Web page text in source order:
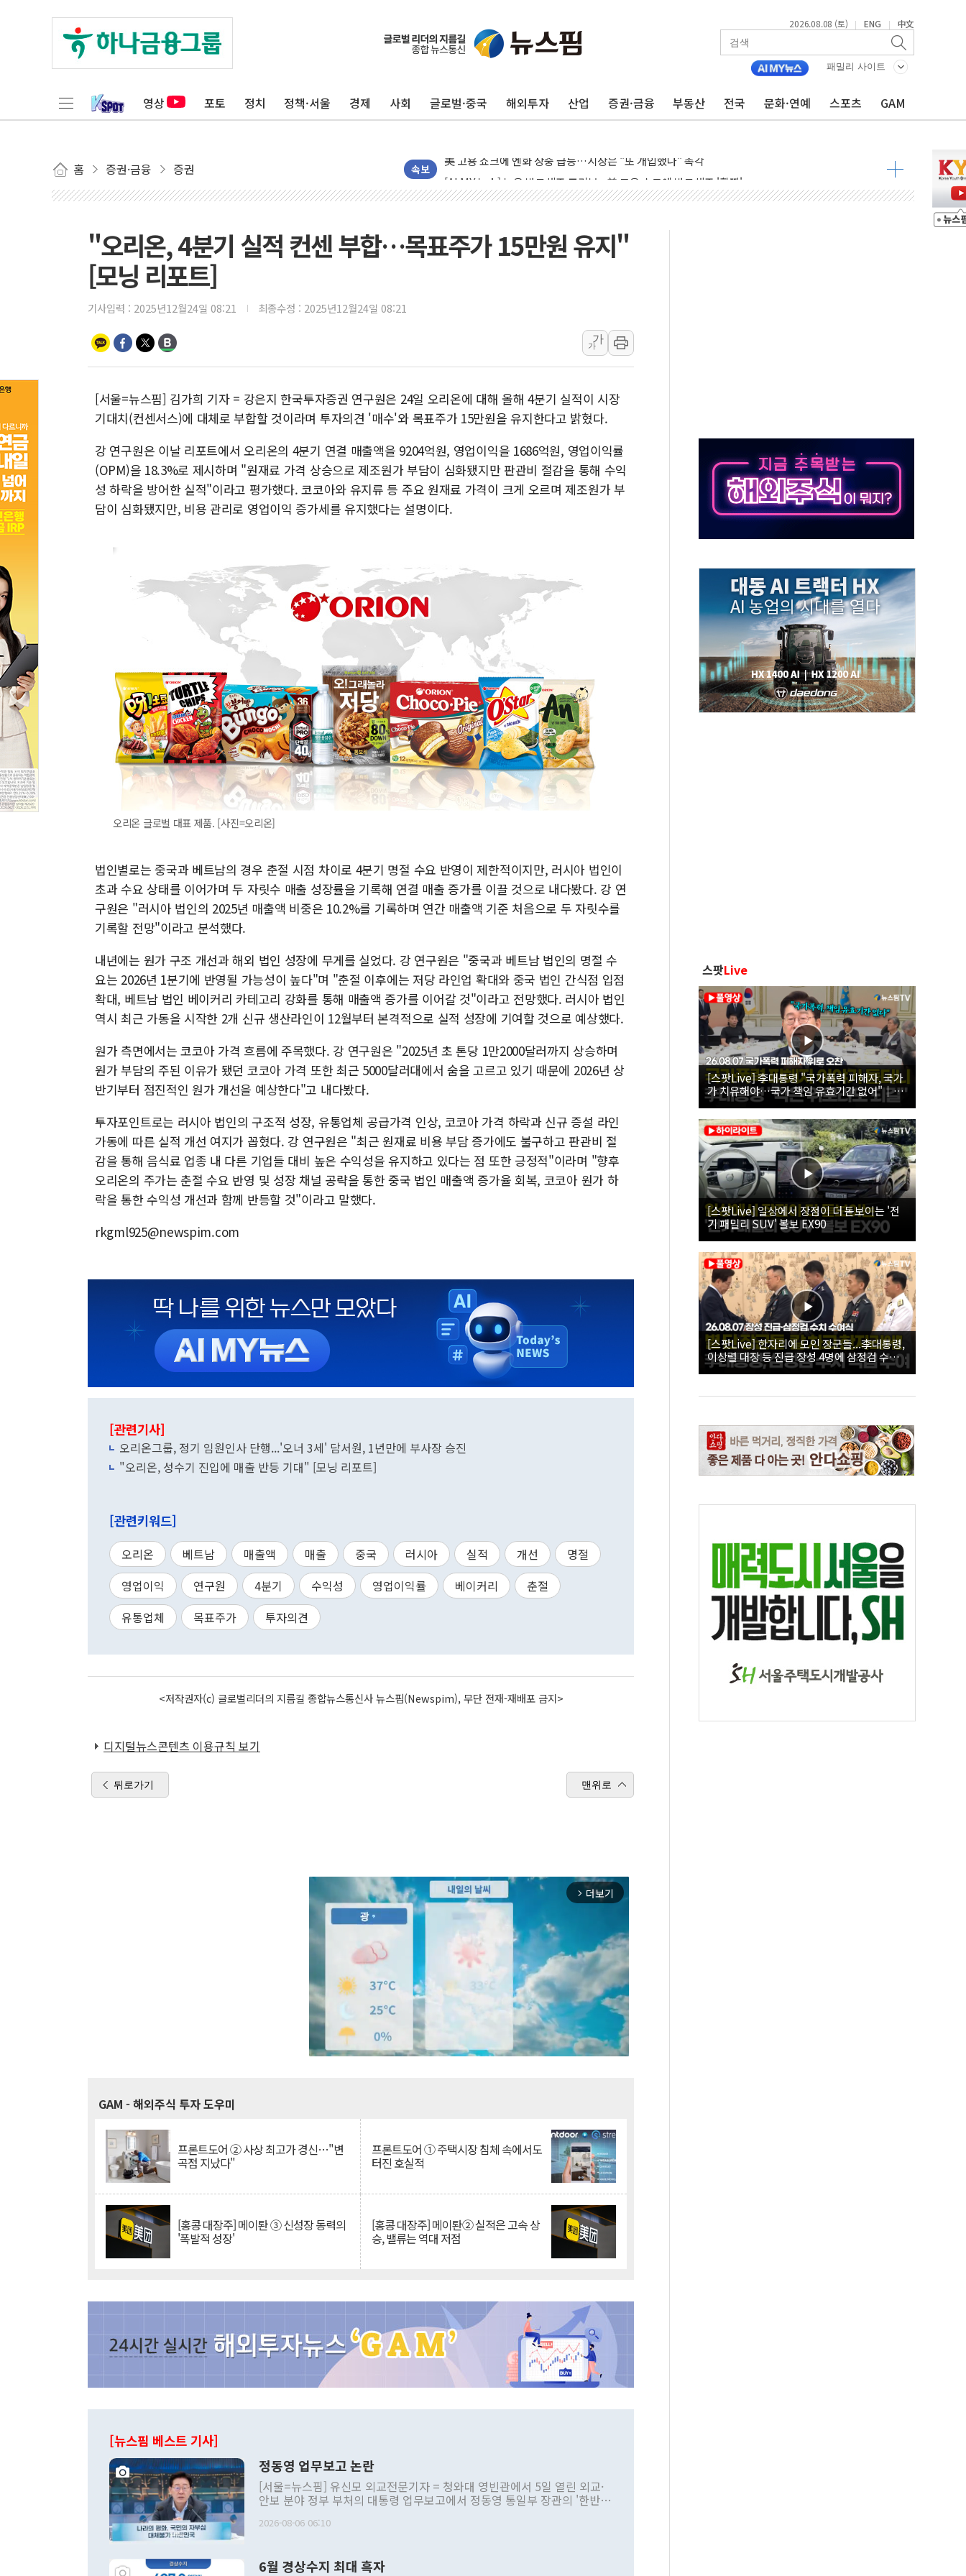
2026.08.08 (토) | ENG | 中文
패밀리 사이트
영상 포토 정치 정책·서울 경제 사회 글로벌·중국 해외투자 산업 증권·금융 부동산 전국 문화·연예 스포츠 GAM
홈 증권·금융 증권 속보
美 항소법원, 백악관 무도회장 공사 중단 명령…트럼프 제동
이란의 핵심 원유 수출항 '하르그섬', 최근 1주일 이상 '올스톱'… 美 해상봉쇄 영향
[AI MY 뉴스] 뉴욕 반도체주 프리뷰...美 고용 쇼크에 반도체주 '활짝'
뉴욕증시 프리뷰, 美 고용 쇼크에 금리 인상 우려 후퇴…나스닥 선물 1%대 상승
[사진] 이슬람 수니파 3개국, 공동방위협정 체결
뉴욕증시 개장 전 특징주...아틀라시안·클라우드플레어·태양광주↑ VS 트레이드데스크·웬디스↓
李 "해남 태양광, 대한민국 다음 100년 밑거름…수도권 집중 완화 전환점"
李 대통령, '6시간 마라톤 부동산 2차 회의' 주재… "전폭적 공급 확대·속도전 총력"
[사진] 빈살만과 에르도안의 만남
이란와이어 "이란 최고지도자 위독…곧 사망해도 놀랍지 않아"
남동발전, 해남군에 국내 최대 규모 400MW 태양광 착공…여의도 1.6배 규모
[인도증시] 중동 불안 속 유가 상승에 소폭 하락...금융주 낙폭 커
황희 '폐버스 청년주택' SNS 글 역풍에 "정부정책 아냐" 해명
폭염 누그러지고 가뭄 숙지나...경북동해안권 8~9일 최대 100mm 호우
"오리온, 4분기 실적 컨센 부합…목표주가 15만원 유지"
[모닝 리포트]
기사입력 : 2025년12월24일 08:21 최종수정 : 2025년12월24일 08:21
가
가
[서울=뉴스핌] 김가희 기자 = 강은지 한국투자증권 연구원은 24일 오리온에 대해 올해 4분기 실적이 시장
기대치(컨센서스)에 대체로 부합할 것이라며 투자의견 '매수'와 목표주가 15만원을 유지한다고 밝혔다.​
강 연구원은 이날 리포트에서 오리온의 4분기 연결 매출액을 9204억원, 영업이익을 1686억원, 영업이익률
(OPM)을 18.3%로 제시하며 "원재료 가격 상승으로 제조원가 부담이 심화됐지만 판관비 절감을 통해 수익
성 하락을 방어한 실적"이라고 평가했다. 코코아와 유지류 등 주요 원재료 가격이 크게 오르며 제조원가 부
담이 심화됐지만, 비용 관리로 영업이익 증가세를 유지했다는 설명이다.​
오리온 글로벌 대표 제품. [사진=오리온]
법인별로는 중국과 베트남의 경우 춘절 시점 차이로 4분기 명절 수요 반영이 제한적이지만, 러시아 법인이
초과 수요 상태를 이어가며 두 자릿수 매출 성장률을 기록해 연결 매출 증가를 이끌 것으로 내다봤다. 강 연
구원은 "러시아 법인의 2025년 매출액 비중은 10.2%를 기록하며 연간 매출액 기준 처음으로 두 자릿수를
기록할 전망"이라고 분석했다.
내년에는 원가 구조 개선과 해외 법인 성장에 무게를 실었다. 강 연구원은 "중국과 베트남 법인의 명절 수
요는 2026년 1분기에 반영될 가능성이 높다"며 "춘절 이후에는 저당 라인업 확대와 중국 법인 간식점 입점
확대, 베트남 법인 베이커리 카테고리 강화를 통해 매출액 증가를 이어갈 것"이라고 전망했다. 러시아 법인
역시 최근 가동을 시작한 2개 신규 생산라인이 12월부터 본격적으로 실적 성장에 기여할 것으로 예상했다.​
원가 측면에서는 코코아 가격 흐름에 주목했다. 강 연구원은 "2025년 초 톤당 1만2000달러까지 상승하며
원가 부담의 주된 이유가 됐던 코코아 가격 또한 최근 5000달러대에서 숨을 고르고 있기 때문에 2026년 상
반기부터 점진적인 원가 개선을 예상한다"고 내다봤다.
투자포인트로는 러시아 법인의 구조적 성장, 유통업체 공급가격 인상, 코코아 가격 하락과 신규 증설 라인
가동에 따른 실적 개선 여지가 꼽혔다. 강 연구원은 "최근 원재료 비용 부담 증가에도 불구하고 판관비 절
감을 통해 음식료 업종 내 다른 기업들 대비 높은 수익성을 유지하고 있다는 점 또한 긍정적"이라며 "향후
오리온의 주가는 춘절 수요 반영 및 성장 채널 공략을 통한 중국 법인 매출액 증가율 회복, 코코아 원가 하
락을 통한 수익성 개선과 함께 반등할 것"이라고 말했다.
rkgml925@newspim.com
[관련기사]
오리온그룹, 정기 임원인사 단행...'오너 3세' 담서원, 1년만에 부사장 승진
"오리온, 성수기 진입에 매출 반등 기대" [모닝 리포트]
[관련키워드]
오리온 베트남 매출액 매출 중국 러시아 실적 개선
명절
영업이익
연구원 4분기 수익성 영업이익률 베이커리
춘절
유통업체
목표주가 투자의견
<저작권자(c) 글로벌리더의 지름길 종합뉴스통신사 뉴스핌(Newspim), 무단 전재-재배포 금지>
디지털뉴스콘텐츠 이용규칙 보기
뒤로가기 맨위로
arrow_forward_ios 더보기
GAM - 해외주식 투자 도우미
프론트도어 ② 사상 최고가 경신…"변
곡점 지났다"
프론트도어 ① 주택시장 침체 속에서도
터진 호실적
[홍콩 대장주] 메이퇀 ③ 신성장 동력의
'폭발적 성장'
[홍콩 대장주] 메이퇀② 실적은 고속 상
승, 밸류는 역대 저점
[뉴스핌 베스트 기사]
정동영 업무보고 논란
[서울=뉴스핌] 유신모 외교전문기자 = 청와대 영빈관에서 5일 열린 외교·
안보 분야 정부 부처의 대통령 업무보고에서 정동영 통일부 장관의 '한반도
발언 중에는 정부 내 조율을 거치지 않은 사안을 정책으로 추진하겠다고 공
주의적 희망에 근거한 비현실적 구상'이라는 비판을 내놨다. 그동안 정 장
2026-08-06 06:10
6월 경상수지 최대 흑자
스팟Live
[스팟Live] 李대통령 "국가폭력 피해자, 국가
가 치유해야…국가 책임 유효기간 없어"｜
26.08.07 국가폭력 피해자 위로 오찬
[스팟Live] 일상에서 장점이 더 돋보이는 '전
기 패밀리 SUV' 볼보 EX90
[스팟Live] 한자리에 모인 장군들...李대통령,
이상렬 대장 등 진급 장성 4명에 삼정검 수치
직접 수여｜26.08.07 장성 진급·삼정검 수치